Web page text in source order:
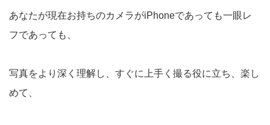
あなたが現在お持ちのカメラがiPhoneであっても一眼レ
フであっても、
写真をより深く理解し、すぐに上手く撮る役に立ち、楽し
めて、